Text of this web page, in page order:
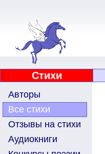
Стихи
Авторы
Все стихи
Отзывы на стихи
Аудиокниги